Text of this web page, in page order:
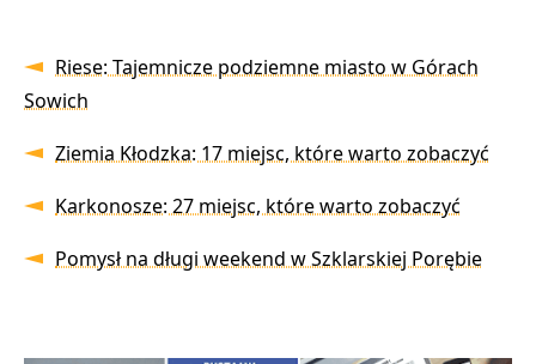
Riese: Tajemnicze podziemne miasto w Górach
Sowich
Ziemia Kłodzka: 17 miejsc, które warto zobaczyć
Karkonosze: 27 miejsc, które warto zobaczyć
Pomysł na długi weekend w Szklarskiej Porębie